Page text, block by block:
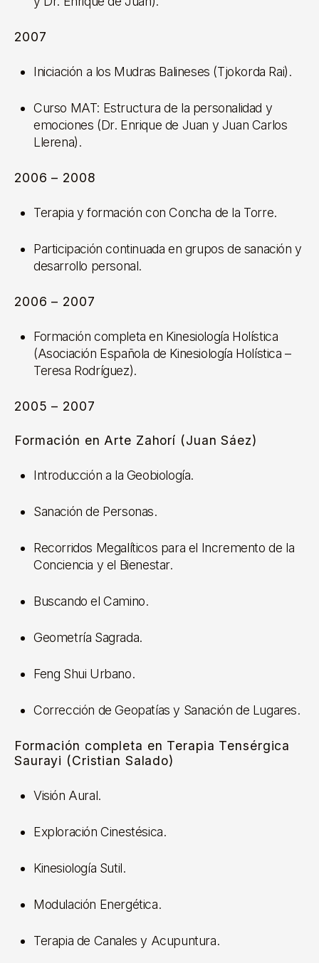
2007
Iniciación a los Mudras Balineses (Tjokorda Rai).
Curso MAT: Estructura de la personalidad y
emociones (Dr. Enrique de Juan y Juan Carlos
Llerena).
2006 – 2008
Terapia y formación con Concha de la Torre.
Participación continuada en grupos de sanación y
desarrollo personal.
2006 – 2007
Formación completa en Kinesiología Holística
(Asociación Española de Kinesiología Holística –
Teresa Rodríguez).
2005 – 2007
Formación en Arte Zahorí (Juan Sáez)
Introducción a la Geobiología.
Sanación de Personas.
Recorridos Megalíticos para el Incremento de la
Conciencia y el Bienestar.
Buscando el Camino.
Geometría Sagrada.
Feng Shui Urbano.
Corrección de Geopatías y Sanación de Lugares.
Formación completa en Terapia Tensérgica
Saurayi (Cristian Salado)
Visión Aural.
Exploración Cinestésica.
Kinesiología Sutil.
Modulación Energética.
Terapia de Canales y Acupuntura.